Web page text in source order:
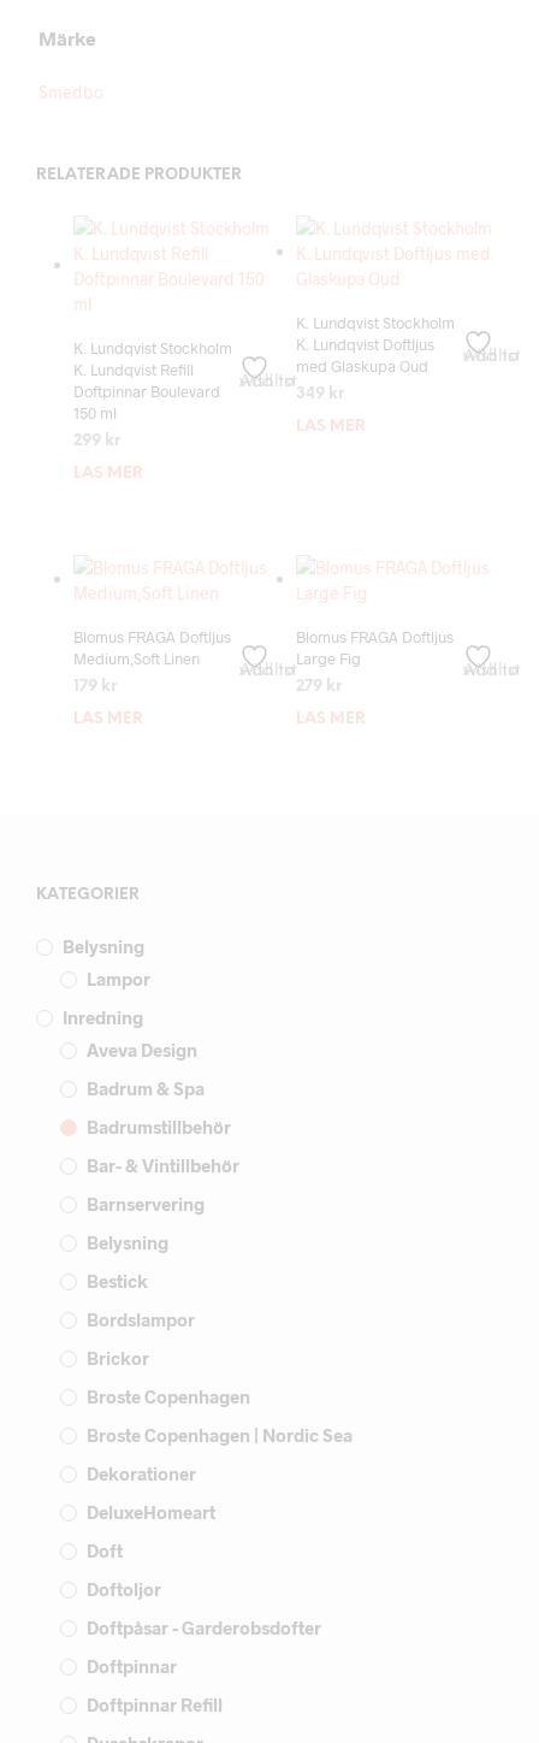
Märke
Smedbo
RELATERADE PRODUKTER
Add to wishlist
K. Lundqvist Stockholm
K. Lundqvist Refill
Doftpinnar Boulevard
150 ml
299 kr
LÄS MER
Add to wishlist
K. Lundqvist Stockholm
K. Lundqvist Doftljus
med Glaskupa Oud
349 kr
LÄS MER
Add to wishlist
Blomus FRAGA Doftljus
Medium,Soft Linen
179 kr
LÄS MER
Add to wishlist
Blomus FRAGA Doftljus
Large Fig
279 kr
LÄS MER
KATEGORIER
Belysning
Lampor
Inredning
Aveva Design
Badrum & Spa
Badrumstillbehör
Bar- & Vintillbehör
Barnservering
Belysning
Bestick
Bordslampor
Brickor
Broste Copenhagen
Broste Copenhagen | Nordic Sea
Dekorationer
DeluxeHomeart
Doft
Doftoljor
Doftpåsar - Garderobsdofter
Doftpinnar
Doftpinnar Refill